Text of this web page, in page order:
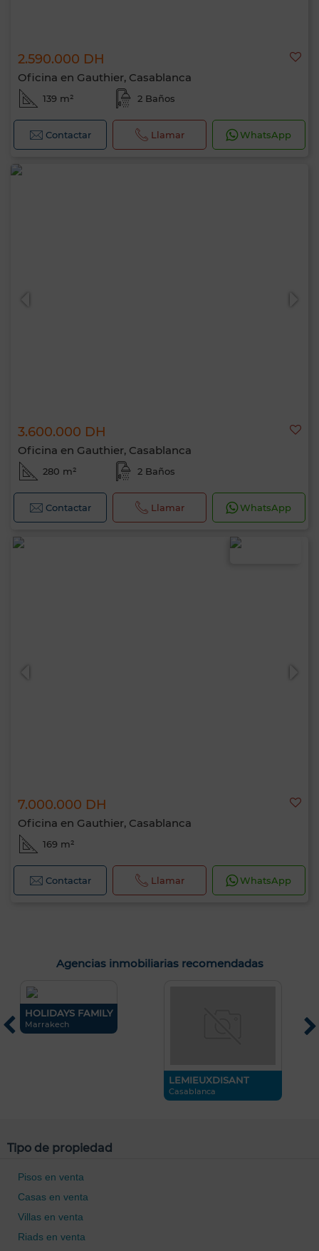
2.590.000 DH
Oficina en Gauthier, Casablanca
139 m² 2 Baños
Contactar Llamar WhatsApp
3.600.000 DH
Oficina en Gauthier, Casablanca
280 m² 2 Baños
Contactar Llamar WhatsApp
7.000.000 DH
Oficina en Gauthier, Casablanca
169 m²
Contactar Llamar WhatsApp
Agencias inmobiliarias recomendadas
HOLIDAYS FAMILY
Marrakech
LEMIEUXDISANT
Casablanca
Tipo de propiedad
Pisos en venta
Casas en venta
Villas en venta
Riads en venta